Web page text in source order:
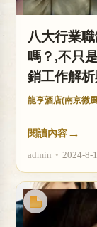
八大行業
嗎？,不只
銷工作解
龍亨酒店(南京微
閱讀內容 →
admin • 2024-8-